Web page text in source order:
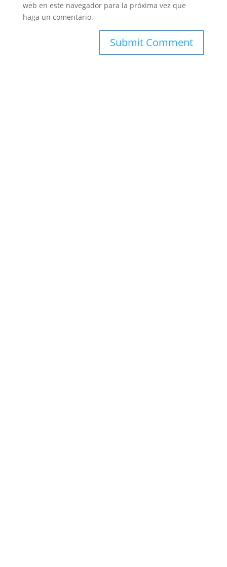
web en este navegador para la próxima vez que
haga un comentario.